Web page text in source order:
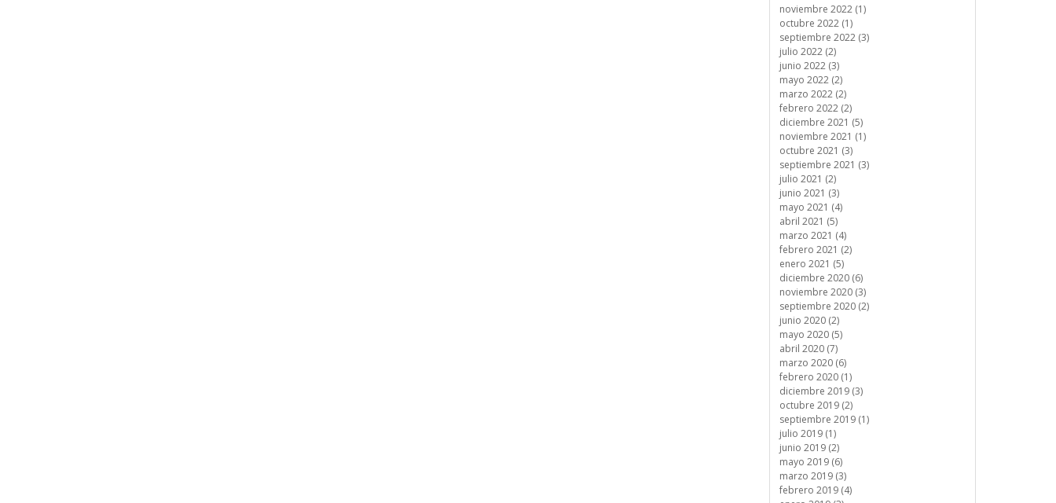
noviembre 2022 (1)
octubre 2022 (1)
septiembre 2022 (3)
julio 2022 (2)
junio 2022 (3)
mayo 2022 (2)
marzo 2022 (2)
febrero 2022 (2)
diciembre 2021 (5)
noviembre 2021 (1)
octubre 2021 (3)
septiembre 2021 (3)
julio 2021 (2)
junio 2021 (3)
mayo 2021 (4)
abril 2021 (5)
marzo 2021 (4)
febrero 2021 (2)
enero 2021 (5)
diciembre 2020 (6)
noviembre 2020 (3)
septiembre 2020 (2)
junio 2020 (2)
mayo 2020 (5)
abril 2020 (7)
marzo 2020 (6)
febrero 2020 (1)
diciembre 2019 (3)
octubre 2019 (2)
septiembre 2019 (1)
julio 2019 (1)
junio 2019 (2)
mayo 2019 (6)
marzo 2019 (3)
febrero 2019 (4)